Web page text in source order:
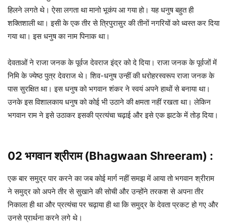
हिलने लगते थे। ऐसा लगता था मानो भूकंप आ गया हो। यह धनुष बहुत ही
शक्तिशाली था। इसी के एक तीर से त्रिपुरासुर की तीनों नगरियों को ध्वस्त कर दिया
गया था। इस धनुष का नाम पिनाक था।
देवताओं ने राजा जनक के पूर्वज देवराज इंद्र को दे दिया। राजा जनक के पूर्वजों में
निमि के ज्येष्ठ पुत्र देवराज थे। शिव-धनुष उन्हीं की धरोहरस्वरूप राजा जनक के
पास सुरक्षित था। इस धनुष को भगवान शंकर ने स्वयं अपने हाथों से बनाया था।
उनके इस विशालकाय धनुष को कोई भी उठाने की क्षमता नहीं रखता था। लेकिन
भगवान राम ने इसे उठाकर इसकी प्रत्यंचा चढ़ाई और इसे एक झटके में तोड़ दिया।
02 भगवान श्रीराम (Bhagwaan Shreeram) :
एक बार समुद्र पार करने का जब कोई मार्ग नहीं समझ में आया तो भगवान श्रीराम
ने समुद्र को अपने तीर से सुखाने की सोची और उन्होंने तरकश से अपना तीर
निकाला ही था और प्रत्यंचा पर चढ़ाया ही था कि समुद्र के देवता प्रकट हो गए और
उनसे प्रार्थना करने लगे थे।